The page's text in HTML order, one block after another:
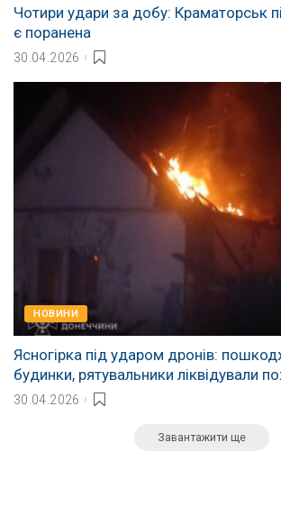
Чотири удари за добу: Краматорськ
є поранена
30.04.2026
НОВИНИ
Ясногірка під ударом дронів:
будинки, рятувальники ліквідували
30.04.2026
Завантажити ще